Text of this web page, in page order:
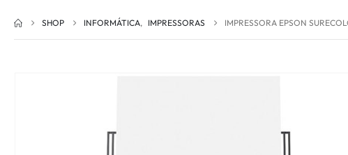
SHOP INFORMÁTICA, IMPRESSORAS IMPRESSORA EPSON